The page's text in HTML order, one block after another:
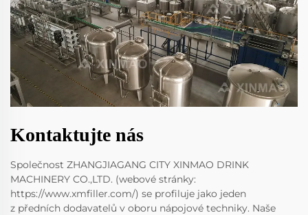
Kontaktujte nás
Společnost ZHANGJIAGANG CITY XINMAO DRINK
MACHINERY CO.,LTD. (webové stránky:
https://www.xmfiller.com/) se profiluje jako jeden
z předních dodavatelů v oboru nápojové techniky. Naše